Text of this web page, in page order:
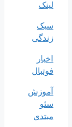
لینک
سبک
زندگی
اخبار
فوتبال
آموزش
سئو
مبتدی